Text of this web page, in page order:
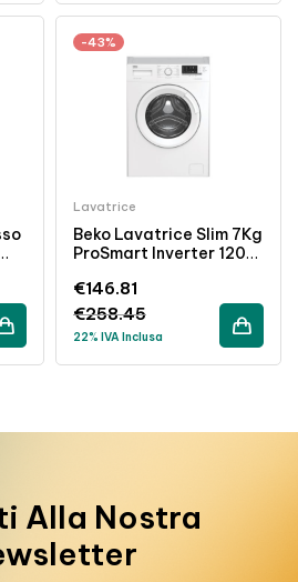
-43%
Lavatrice
Beko Lavatrice Slim 7Kg
ProSmart Inverter 1200
Bianco
€258.45
€146.81
22% IVA Inclusa
Alla Nostra